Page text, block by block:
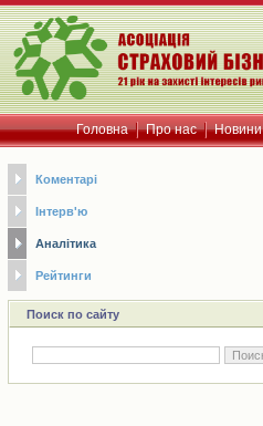
Головна Про нас Новини
Коментарі
Інтерв'ю
Аналітика
Рейтинги
Поиск по сайту